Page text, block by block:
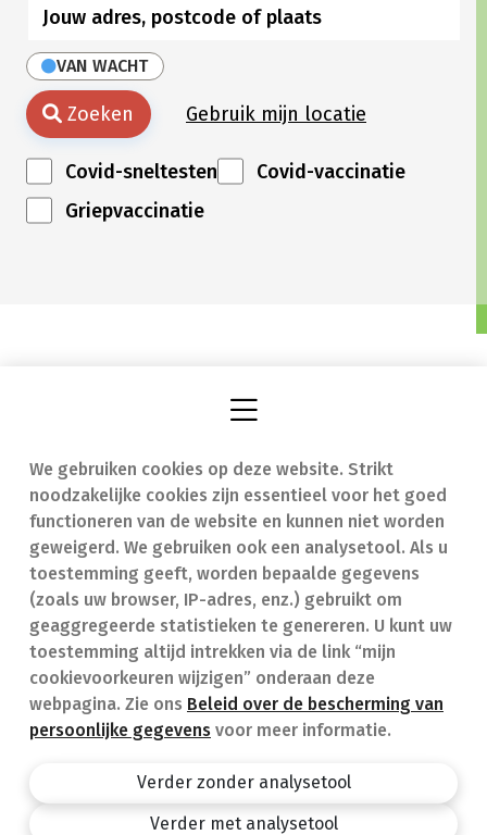
We gebruiken cookies op deze website. Strikt
noodzakelijke cookies zijn essentieel voor het goed
functioneren van de website en kunnen niet worden
geweigerd. We gebruiken ook een analysetool. Als u
toestemming geeft, worden bepaalde gegevens
(zoals uw browser, IP-adres, enz.) gebruikt om
geaggregeerde statistieken te genereren. U kunt uw
toestemming altijd intrekken via de link “mijn
cookievoorkeuren wijzigen” onderaan deze
webpagina. Zie ons Beleid over de bescherming van
persoonlijke gegevens voor meer informatie.
Verder zonder analysetool
Verder met analysetool
VAN WACHT
Zoeken Gebruik mijn locatie
Covid-sneltesten
Covid-vaccinatie
Griepvaccinatie
Vind een apotheek
Onze expertise
Ziekten
Geneesmiddelen
In geval van nood
Contact
Veelgestelde vragen
(FAQ)
Apotheek.be
Privacy policy
Algemene voorwaarden